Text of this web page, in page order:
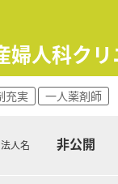
人科クリ
充実 一人薬剤師
法人名 非公開